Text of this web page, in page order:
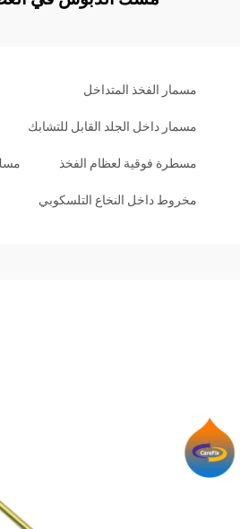
مسمار الفخذ المتداخل
مسمار داخل الجلد القابل للتشابك
مسطرة فوقية لعظام الفخذ
مخروط داخل النخاع التلسكوبي